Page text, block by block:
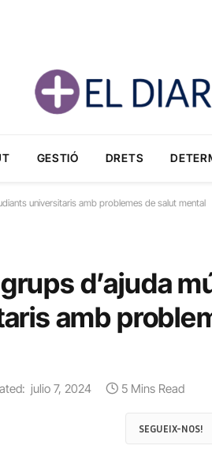
GESTIÓ DRETS
universitaris amb problemes de salut mental
d’ajuda
amb
julio 7, 2024 5 Mins Read
SEGUEIX-NOS!